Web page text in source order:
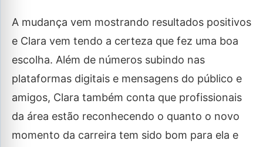
A mudança vem mostrando resultados positivos
e Clara vem tendo a certeza que fez uma boa
escolha. Além de números subindo nas
plataformas digitais e mensagens do público e
amigos, Clara também conta que profissionais
da área estão reconhecendo o quanto o novo
momento da carreira tem sido bom para ela e